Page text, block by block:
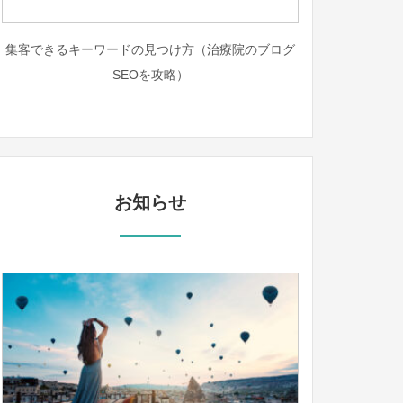
集客できるキーワードの見つけ方（治療院のブログ
SEOを攻略）
お知らせ